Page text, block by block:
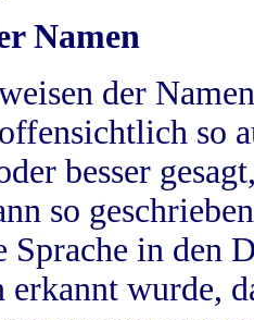
Namen
der
so
besser
so
Sprache in
erkannt wurde,